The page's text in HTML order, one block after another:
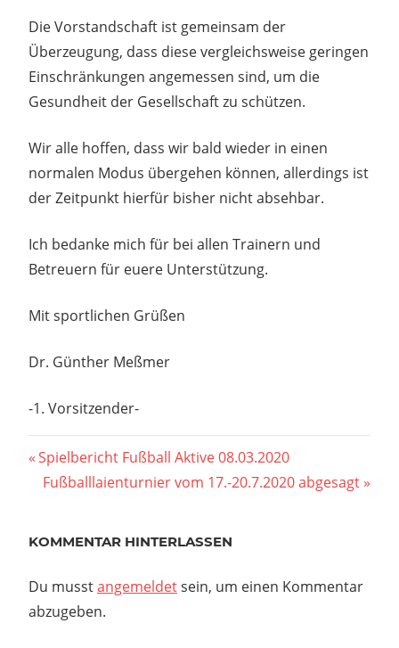
Die Vorstandschaft ist gemeinsam der
Überzeugung, dass diese vergleichsweise geringen
Einschränkungen angemessen sind, um die
Gesundheit der Gesellschaft zu schützen.
Wir alle hoffen, dass wir bald wieder in einen
normalen Modus übergehen können, allerdings ist
der Zeitpunkt hierfür bisher nicht absehbar.
Ich bedanke mich für bei allen Trainern und
Betreuern für euere Unterstützung.
Mit sportlichen Grüßen
Dr. Günther Meßmer
-1. Vorsitzender-
Beitragsnavigation
Vorheriger
Beitrag:
Spielbericht Fußball Aktive 08.03.2020
Nächster
Fußballlaienturnier vom 17.-20.7.2020 abgesagt
KOMMENTAR HINTERLASSEN
Du musstangemeldetsein, um einen Kommentar
abzugeben.